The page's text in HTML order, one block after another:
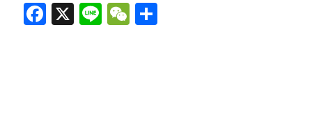
F
X
Li
W